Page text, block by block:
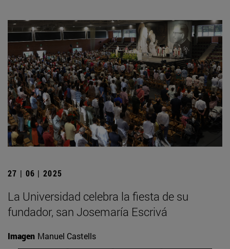
27 | 06 | 2025
La Universidad celebra la fiesta de su
fundador, san Josemaría Escrivá
Imagen Manuel Castells